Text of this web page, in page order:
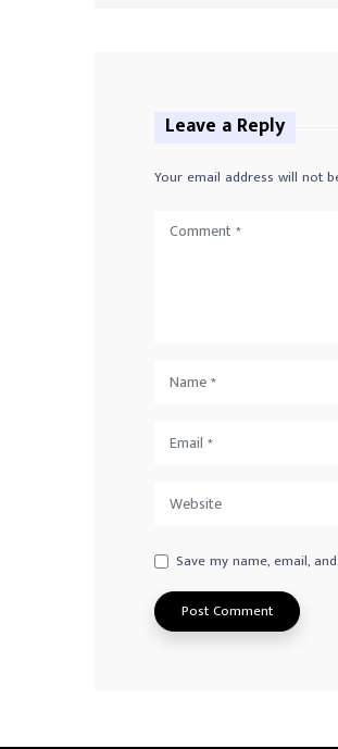
Leave a Reply
Your email address will not
Save my name, email,